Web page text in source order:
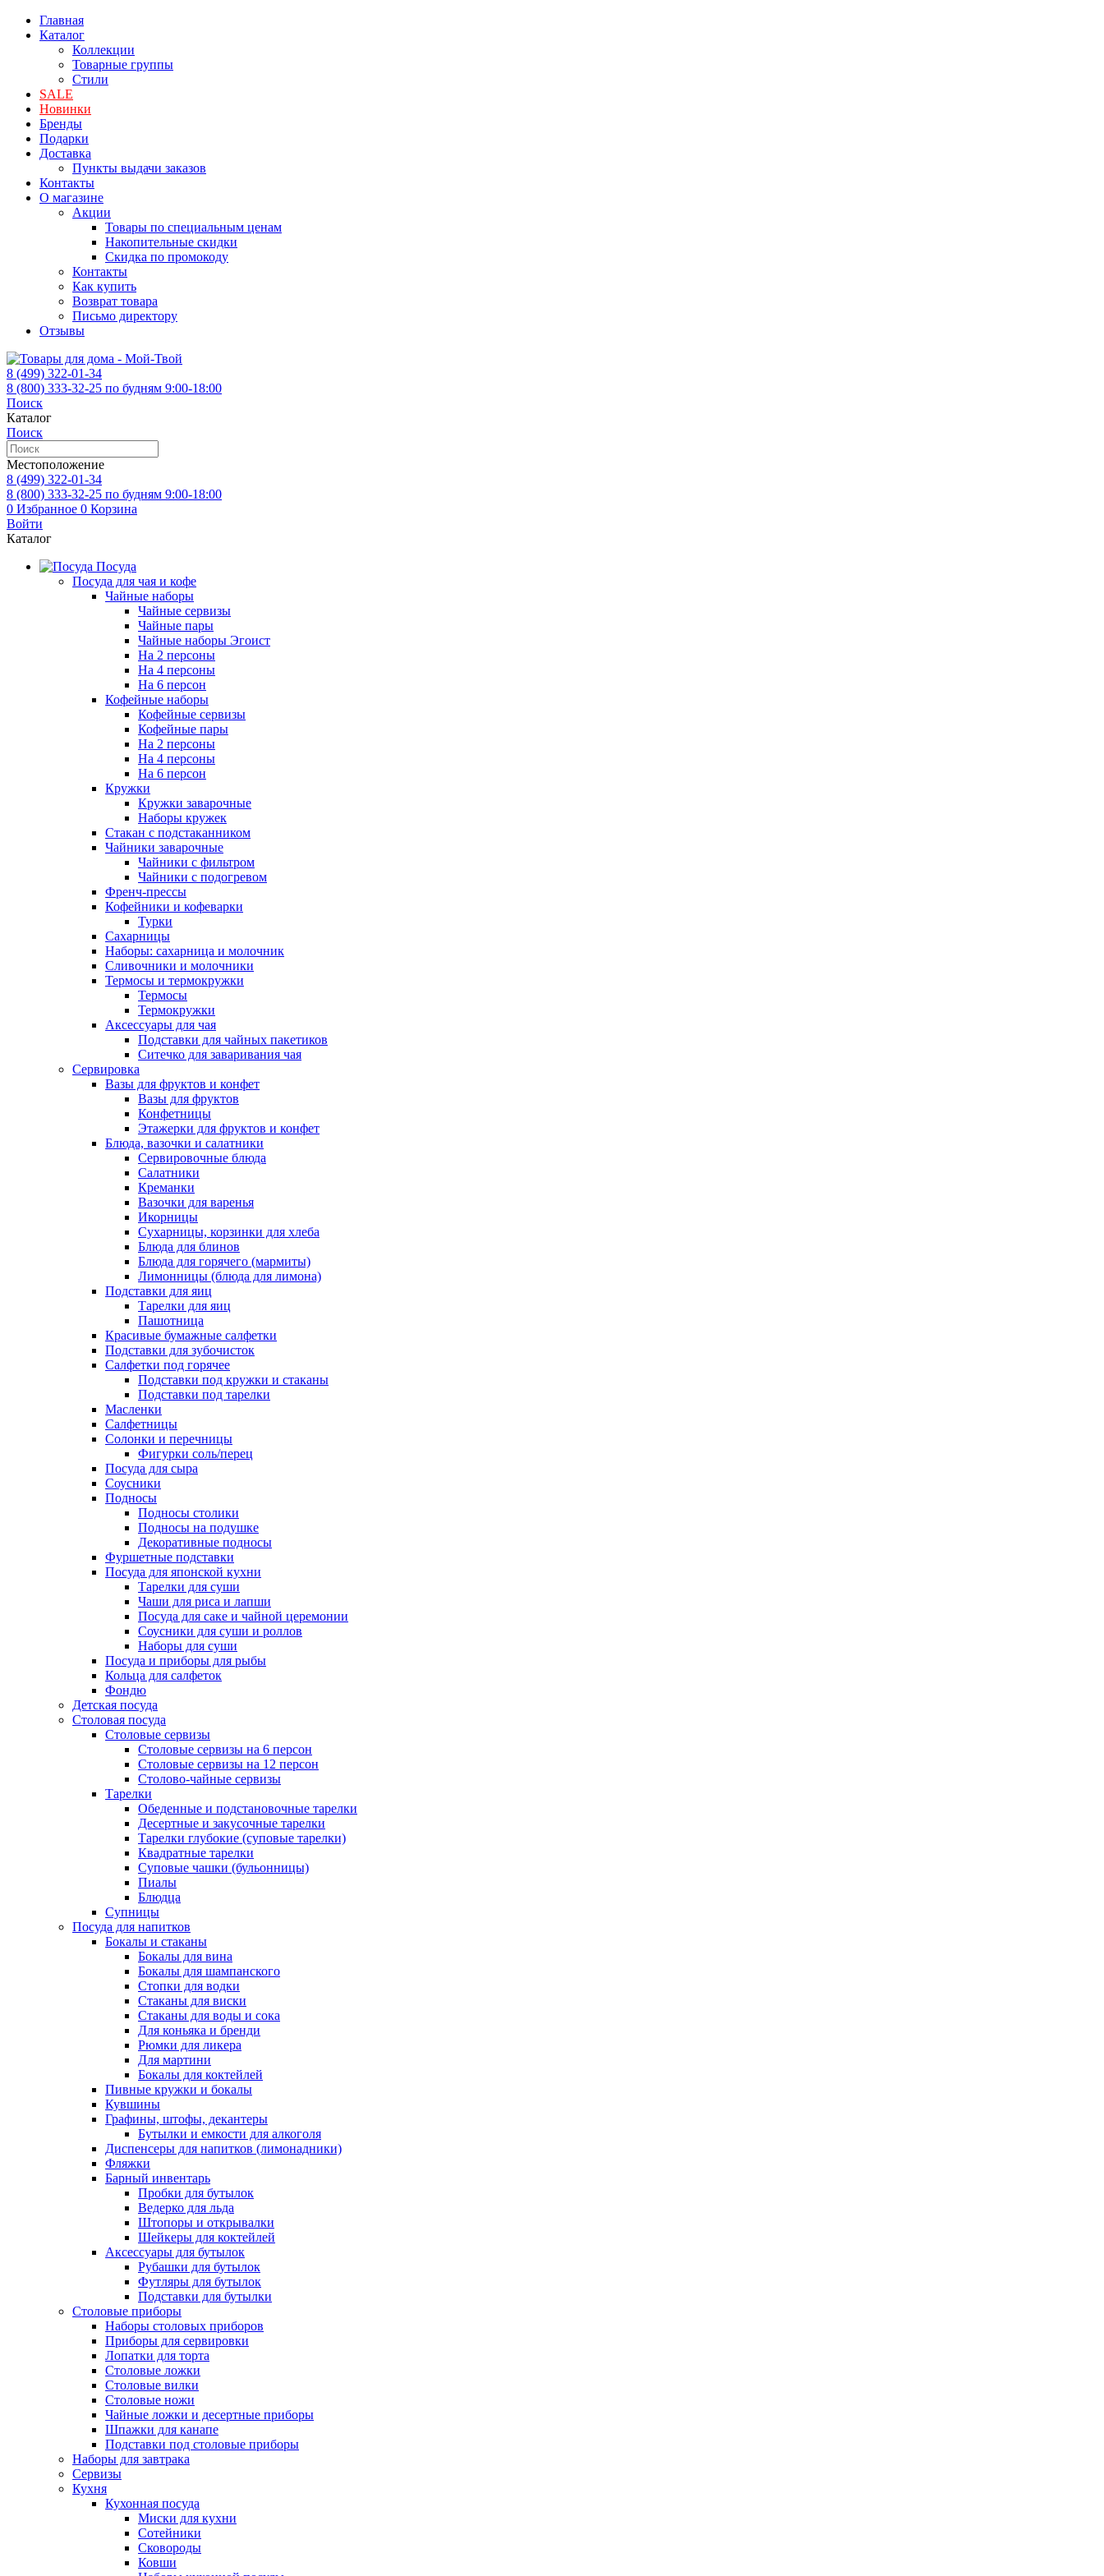
Главная
Каталог
Коллекции
Товарные группы
Стили
SALE
Новинки
Бренды
Подарки
Доставка
Пункты выдачи заказов
Контакты
О магазине
Акции
Товары по специальным ценам
Накопительные скидки
Скидка по промокоду
Контакты
Как купить
Возврат товара
Письмо директору
Отзывы
8 (499) 322-01-34
8 (800) 333-32-25 по будням 9:00-18:00
Поиск
Каталог
Поиск
Местоположение
8 (499) 322-01-34
8 (800) 333-32-25 по будням 9:00-18:00
0 Избранное 0 Корзина
Войти
Каталог
Посуда
Посуда для чая и кофе
Чайные наборы
Чайные сервизы
Чайные пары
Чайные наборы Эгоист
На 2 персоны
На 4 персоны
На 6 персон
Кофейные наборы
Кофейные сервизы
Кофейные пары
На 2 персоны
На 4 персоны
На 6 персон
Кружки
Кружки заварочные
Наборы кружек
Стакан с подстаканником
Чайники заварочные
Чайники с фильтром
Чайники с подогревом
Френч-прессы
Кофейники и кофеварки
Турки
Сахарницы
Наборы: сахарница и молочник
Сливочники и молочники
Термосы и термокружки
Термосы
Термокружки
Аксессуары для чая
Подставки для чайных пакетиков
Ситечко для заваривания чая
Сервировка
Вазы для фруктов и конфет
Вазы для фруктов
Конфетницы
Этажерки для фруктов и конфет
Блюда, вазочки и салатники
Сервировочные блюда
Салатники
Креманки
Вазочки для варенья
Икорницы
Сухарницы, корзинки для хлеба
Блюда для блинов
Блюда для горячего (мармиты)
Лимонницы (блюда для лимона)
Подставки для яиц
Тарелки для яиц
Пашотница
Красивые бумажные салфетки
Подставки для зубочисток
Салфетки под горячее
Подставки под кружки и стаканы
Подставки под тарелки
Масленки
Салфетницы
Солонки и перечницы
Фигурки соль/перец
Посуда для сыра
Соусники
Подносы
Подносы столики
Подносы на подушке
Декоративные подносы
Фуршетные подставки
Посуда для японской кухни
Тарелки для суши
Чаши для риса и лапши
Посуда для саке и чайной церемонии
Соусники для суши и роллов
Наборы для суши
Посуда и приборы для рыбы
Кольца для салфеток
Фондю
Детская посуда
Столовая посуда
Столовые сервизы
Столовые сервизы на 6 персон
Столовые сервизы на 12 персон
Столово-чайные сервизы
Тарелки
Обеденные и подстановочные тарелки
Десертные и закусочные тарелки
Тарелки глубокие (суповые тарелки)
Квадратные тарелки
Суповые чашки (бульонницы)
Пиалы
Блюдца
Супницы
Посуда для напитков
Бокалы и стаканы
Бокалы для вина
Бокалы для шампанского
Стопки для водки
Стаканы для виски
Стаканы для воды и сока
Для коньяка и бренди
Рюмки для ликера
Для мартини
Бокалы для коктейлей
Пивные кружки и бокалы
Кувшины
Графины, штофы, декантеры
Бутылки и емкости для алкоголя
Диспенсеры для напитков (лимонадники)
Фляжки
Барный инвентарь
Пробки для бутылок
Ведерко для льда
Штопоры и открывалки
Шейкеры для коктейлей
Аксессуары для бутылок
Рубашки для бутылок
Футляры для бутылок
Подставки для бутылки
Столовые приборы
Наборы столовых приборов
Приборы для сервировки
Лопатки для торта
Столовые ложки
Столовые вилки
Столовые ножи
Чайные ложки и десертные приборы
Шпажки для канапе
Подставки под столовые приборы
Наборы для завтрака
Сервизы
Кухня
Кухонная посуда
Миски для кухни
Сотейники
Сковороды
Ковши